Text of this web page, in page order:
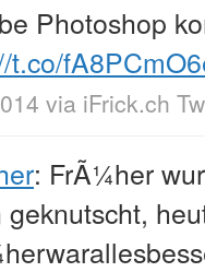
Photoshop
t.co/
via iFrick.ch
: FrÃ¼her